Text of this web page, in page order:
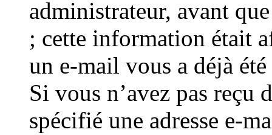
administrateur, avant
; cette information était
un e-mail vous a déjà
Si vous n’avez pas reçu
spécifié une adresse e-